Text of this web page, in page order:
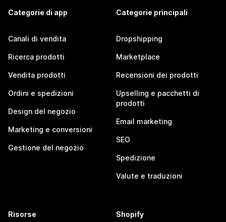
Categorie di app
Canali di vendita
Ricerca prodotti
Vendita prodotti
Ordini e spedizioni
Design del negozio
Marketing e conversioni
Gestione del negozio
Categorie principali
Dropshipping
Marketplace
Recensioni dei prodotti
Upselling e pacchetti di
prodotti
Email marketing
SEO
Spedizione
Valute e traduzioni
Risorse Shopify